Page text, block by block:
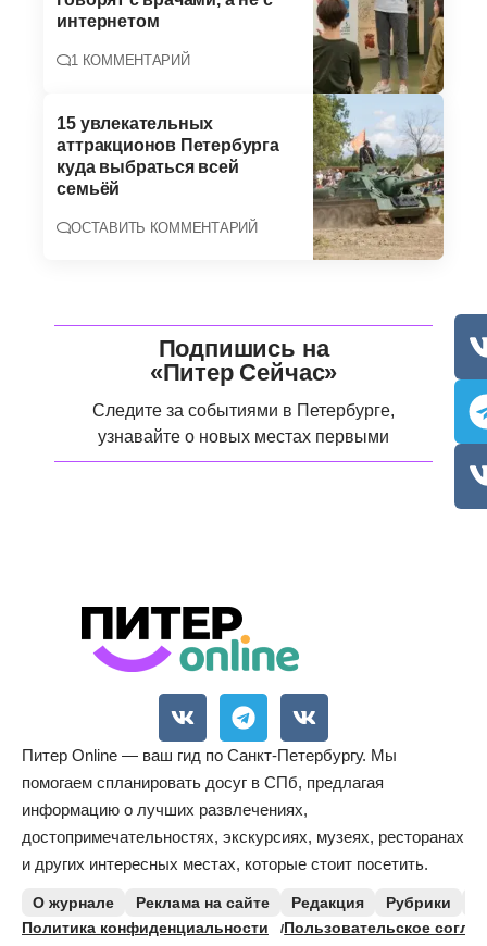
интернетом
1 КОММЕНТАРИЙ
15 увлекательных
аттракционов Петербурга
куда выбраться всей
семьёй
ОСТАВИТЬ КОММЕНТАРИЙ
Подпишись на
«Питер Сейчас»
Следите за событиями в Петербурге,
узнавайте о новых местах первыми
Питер Online — ваш гид по Санкт-Петербургу. Мы
помогаем спланировать досуг в СПб, предлагая
информацию о лучших развлечениях,
достопримечательностях, экскурсиях, музеях, ресторанах
и других интересных местах, которые стоит посетить.
О журнале Реклама на сайте Редакция Рубрики
Политика конфиденциальности
Пользовательское